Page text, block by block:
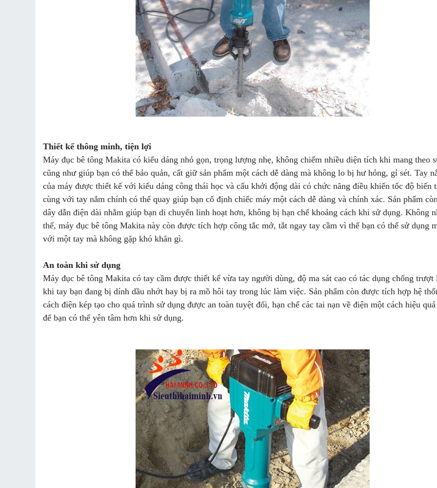
Thiết kế thông minh, tiện lợi
Máy đục bê tông Makita có kiểu dáng nhỏ gọn, trọng lượng nhẹ, không chiếm nhiều diện tích khi mang theo
cũng như giúp bạn có thể bảo quản, cất giữ sản phẩm một cách dễ dàng mà không lo bị hư hỏng, gỉ sét. Tay
của máy được thiết kế với kiểu dáng công thái học và cấu khởi động dài có chức năng điều khiển tốc độ biến
cùng với tay nắm chính có thể quay giúp bạn cố định chiếc máy một cách dễ dàng và chính xác. Sản phẩm
dây dẫn điện dài nhằm giúp bạn di chuyển linh hoạt hơn, không bị hạn chế khoảng cách khi sử dụng. Không
thế, máy đục bê tông Makita này còn được tích hợp công tắc mở, tắt ngay tay cầm vì thế bạn có thể sử dụng
với một tay mà không gặp khó khăn gì.
An toàn khi sử dụng
Máy đục bê tông Makita có tay cầm được thiết kế vừa tay người dùng, độ ma sát cao có tác dụng chống trượt
khi tay bạn đang bị dính dầu nhớt hay bị ra mồ hôi tay trong lúc làm việc. Sản phẩm còn được tích hợp hệ
cách điện kép tạo cho quá trình sử dụng được an toàn tuyệt đối, hạn chế các tai nạn về điện một cách hiệu
để bạn có thể yên tâm hơn khi sử dụng.